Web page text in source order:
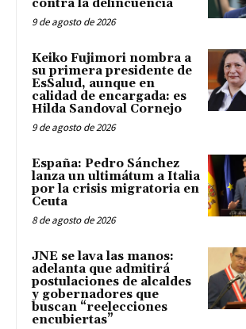
contra la delincuencia
9 de agosto de 2026
Keiko Fujimori nombra a
su primera presidente de
EsSalud, aunque en
calidad de encargada: es
Hilda Sandoval Cornejo
9 de agosto de 2026
España: Pedro Sánchez
lanza un ultimátum a Italia
por la crisis migratoria en
Ceuta
8 de agosto de 2026
JNE se lava las manos:
adelanta que admitirá
postulaciones de alcaldes
y gobernadores que
buscan “reelecciones
encubiertas”